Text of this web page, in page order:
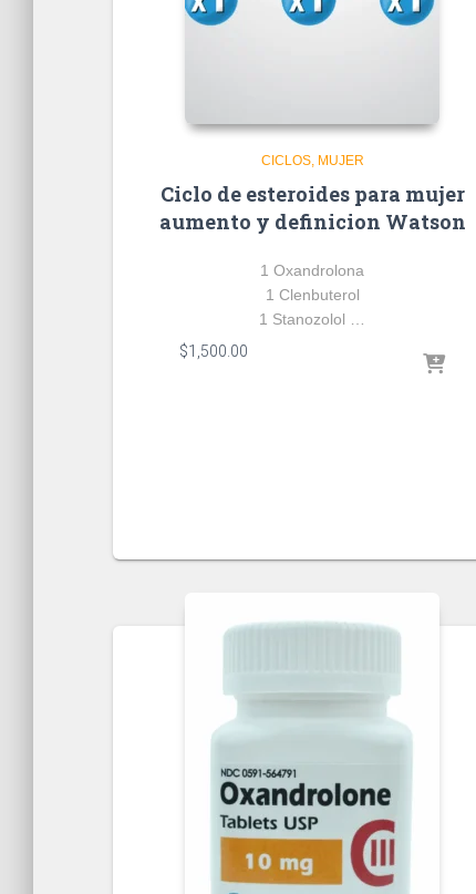
CICLOS MUJER
Ciclo de esteroides para mujer
aumento y definicion Watson
1 Oxandrolona
1 Clenbuterol
1 Stanozolol …
$1,500.00